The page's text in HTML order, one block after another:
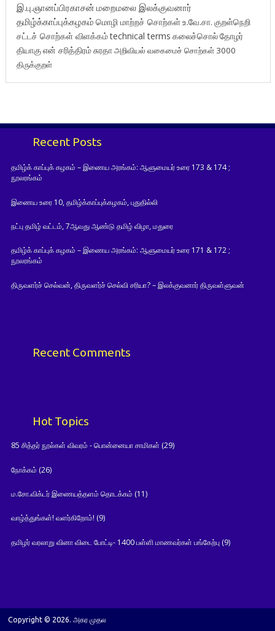
இ.பு.ஞானப்பிரகாசன் மறைமலை இலக்குவனார்
தமிழ்க்காப்புக்கழகம் மொழி மாற்றச் சொற்கள்உ.வே.சா. குறள்நெறி
சட்டச் சொற்கள் விளக்கம்technical terms கலைச்சொல்தோழர்
தியாகுஎன் சரித்திரம்சுரதாஅறிவியல் வகைமைச் சொற்கள் 3000
திருக்குறள்
Recent Posts
தமிழ்க் காப்புக் கழகம் – இணைய அரங்கம்: ஆளுமையர் உரை 173 & 174 ;
நூலரங்கம்
இணைய உரை 10, தமிழ்க்காப்புக்கழகம், புதுதில்லி
நட்பு தமிழ் வட்டம், 7ஆவது ஆண்டு தமிழ் விழா, மதுரை
தமிழ்க் காப்புக் கழகம் – இணைய அரங்கம்: ஆளுமையர் உரை 171 & 172 ;
நூலரங்கம்
திருவளர்ச் செல்வன், திருவளர்ச் செல்வி சரியா? – இலக்குவனார் திருவள்ளுவன்
Recent Comments
Hot Topics
85 சித்தர் நூல்கள் விவரம் - பொன்னையா சாமிகள் (29)
நோக்கம் (26)
ம.சோ.விக்டர் இணையத்தளம் தொடக்கம் (11)
வாழ்த்துங்கள்! வளர்கிறோம்! (9)
தமிழர் வரலாறு வினா விடை போட்டி- 1400 பள்ளி மாணவர்கள் பங்கேற்பு(9)
Copyright © 2026. அகர முதல